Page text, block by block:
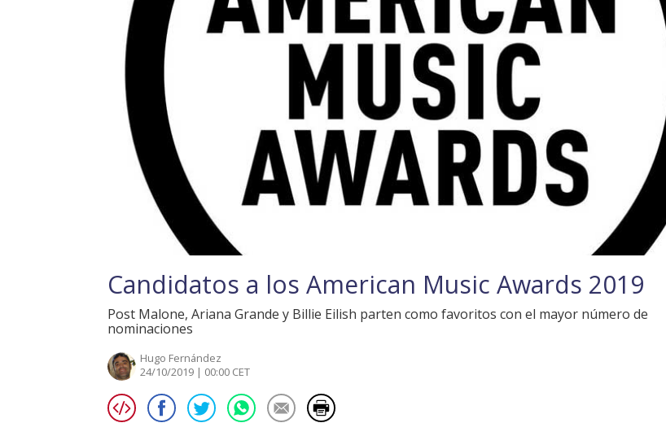
Candidatos a los American Music Awards 2019
Post Malone, Ariana Grande y Billie Eilish parten como favoritos con el mayor número de
nominaciones
Hugo Fernández
24/10/2019 | 00:00 CET